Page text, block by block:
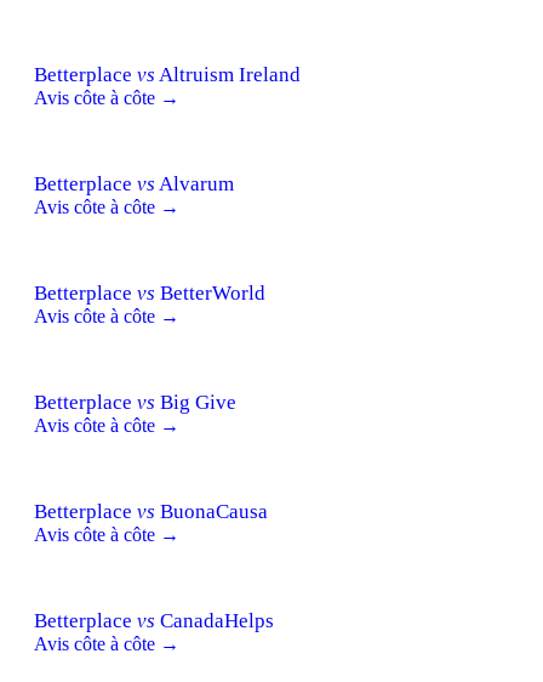
Betterplace vs Altruism Ireland
Avis côte à côte →
Betterplace vs Alvarum
Avis côte à côte →
Betterplace vs BetterWorld
Avis côte à côte →
Betterplace vs Big Give
Avis côte à côte →
Betterplace vs BuonaCausa
Avis côte à côte →
Betterplace vs CanadaHelps
Avis côte à côte →